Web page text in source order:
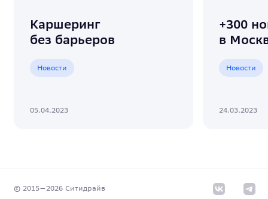
Каршеринг
без барьеров
05.04.2023
Новости
+300
в
24.03.2023
Новости
© 2015—2026 Cитидрайв